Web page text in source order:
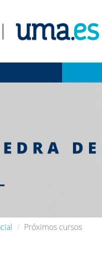
Próximos cursos